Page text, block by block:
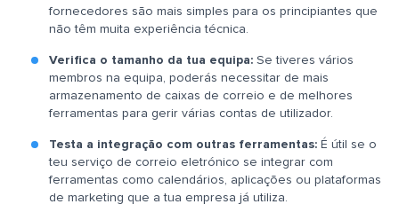
fornecedores são mais simples para os principiantes que
não têm muita experiência técnica.
Verifica o tamanho da tua equipa: Se tiveres vários
membros na equipa, poderás necessitar de mais
armazenamento de caixas de correio e de melhores
ferramentas para gerir várias contas de utilizador.
Testa a integração com outras ferramentas: É útil se o
teu serviço de correio eletrónico se integrar com
ferramentas como calendários, aplicações ou plataformas
de marketing que a tua empresa já utiliza.